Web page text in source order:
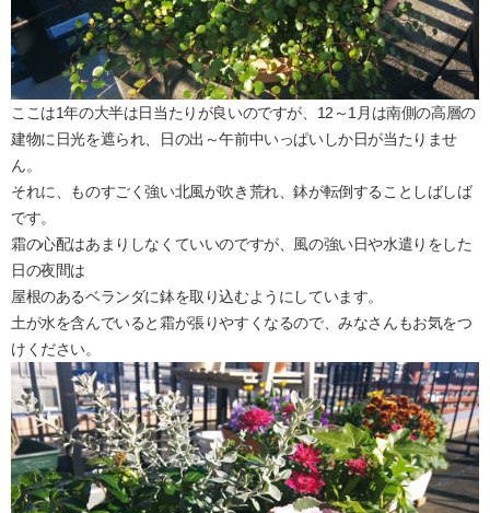
ここは1年の大半は日当たりが良いのですが、12～1月は南側の高層の
建物に日光を遮られ、日の出～午前中いっぱいしか日が当たりませ
ん。
それに、ものすごく強い北風が吹き荒れ、鉢が転倒することしばしば
です。
霜の心配はあまりしなくていいのですが、風の強い日や水遣りをした
日の夜間は
屋根のあるベランダに鉢を取り込むようにしています。
土が水を含んでいると霜が張りやすくなるので、みなさんもお気をつ
けください。